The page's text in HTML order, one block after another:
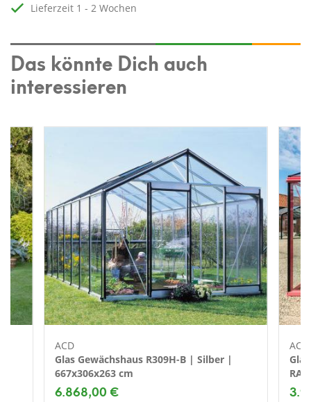
Lieferzeit 1 - 2 Wochen
Das könnte Dich auch
interessieren
ACD
Glas Gewächshaus R309H-B | Silber |
667x306x263 cm
6.868,00 €
ACD